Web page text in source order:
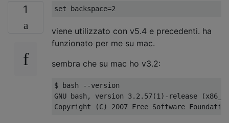
1
viene utilizzato con v5.4 e precedenti. ha
funzionato per me su mac.
sembra che su mac ho v3.2:
$ bash --version
GNU bash, version 3.2.57(1)-release